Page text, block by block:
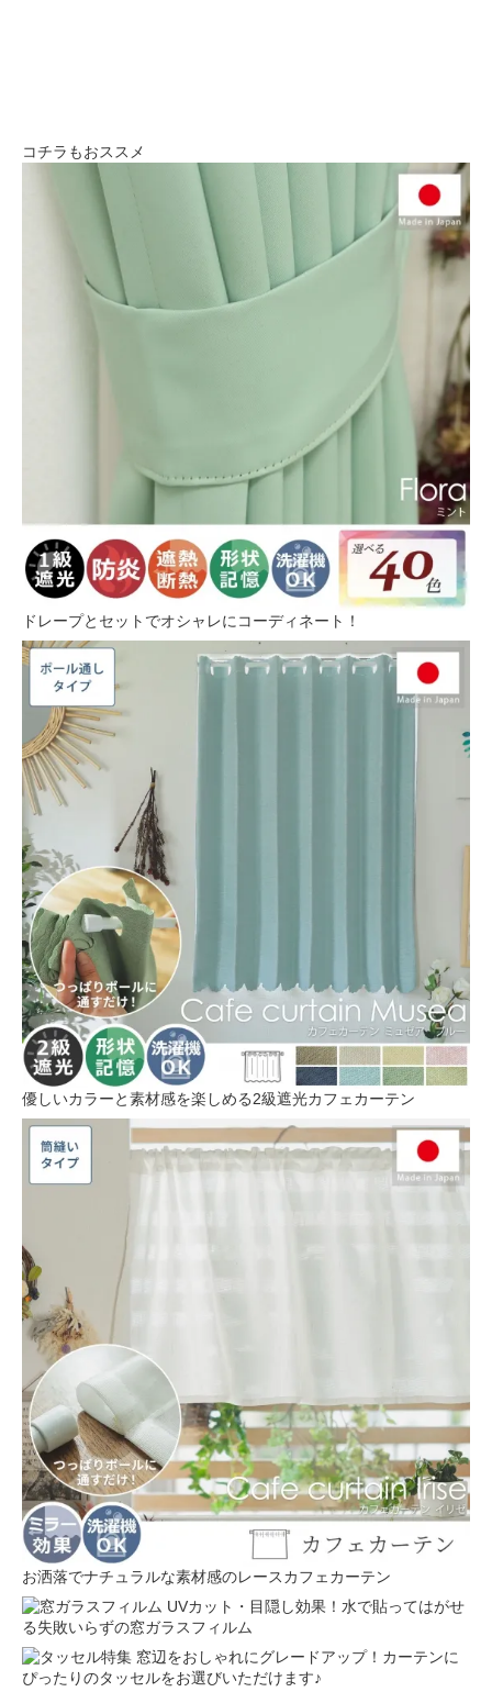
コチラもおススメ
ドレープとセットでオシャレにコーディネート！
優しいカラーと素材感を楽しめる2級遮光カフェカーテン
お洒落でナチュラルな素材感のレースカフェカーテン
UVカット・目隠し効果！水で貼ってはがせ
る失敗いらずの窓ガラスフィルム
窓辺をおしゃれにグレードアップ！カーテンに
ぴったりのタッセルをお選びいただけます♪